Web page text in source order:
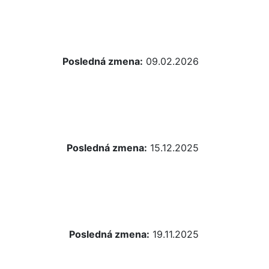
Posledná zmena: 09.02.2026
Posledná zmena: 15.12.2025
Posledná zmena: 19.11.2025